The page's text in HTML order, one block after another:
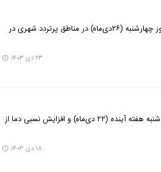
اداره کل هواشناسی استان تهران اعلام کرد: امروز (۲۳دی‌ماه) و روز چهارشنبه (۲۶دی‌ماه) در مناطق پرتردد شهری در
۲۳ دی ۱۴۰۳
اداره کل هواشناسی استان تهران از تداوم آلودگی هوای تهران تا شنبه هفته آینده (۲۲ دی‌ماه) و افزایش نسبی دما از
۱۸ دی ۱۴۰۳